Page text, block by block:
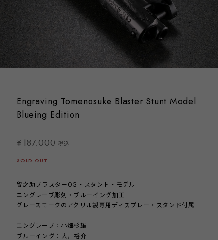
Engraving Tomenosuke Blaster Stunt Model
Blueing Edition
¥187,000 税込
SOLD OUT
留之助ブラスターOG・スタント・モデル
エングレーブ彫刻・ブルーイング加工
グレースモークのアクリル製専用ディスプレー・スタンド付属
エングレーブ：小畑杉雄
ブルーイング：大川裕介